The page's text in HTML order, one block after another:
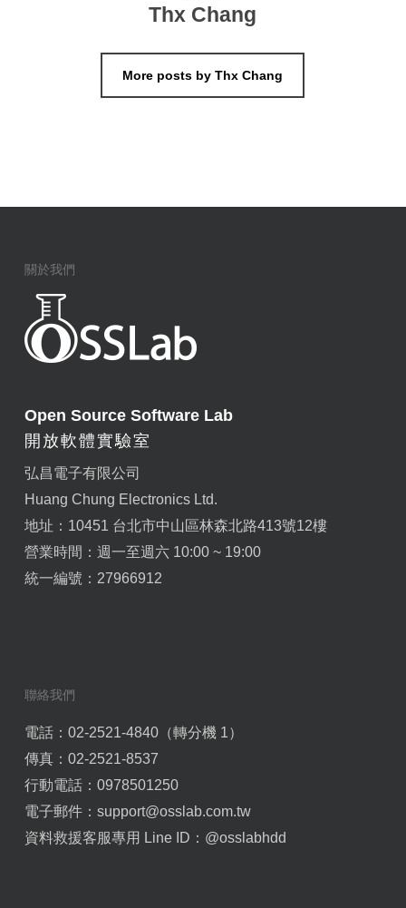
Thx Chang
More posts by Thx Chang
關於我們
Open Source Software Lab
開放軟體實驗室
弘昌電子有限公司
Huang Chung Electronics Ltd.
地址：10451 台北市中山區林森北路413號12樓
營業時間：週一至週六 10:00 ~ 19:00
統一編號：27966912
聯絡我們
電話：02-2521-4840（轉分機 1）
傳真：02-2521-8537
行動電話：0978501250
電子郵件： support@osslab.com.tw
資料救援客服專用 Line ID： @osslabhdd